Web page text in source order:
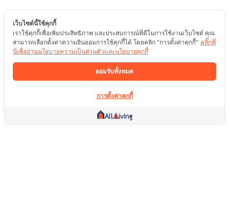
เว็บไซต์นี้ใช้คุกกี้
เราใช้คุกกี้เพื่อเพิ่มประสิทธิภาพ และประสบการณ์ที่ดีในการใช้งานเว็บไซต์ คุณ
สามารถเลือกตั้งค่าความยินยอมการใช้คุกกี้ได้ โดยคลิก "การตั้งค่าคุกกี้" คลิ๊กที่
นี่เพื่ออ่านนโยบายความเป็นส่วนตัวและนโยบายคุกกี้
ยอมรับทั้งหมด
การตั้งค่าคุกกี้